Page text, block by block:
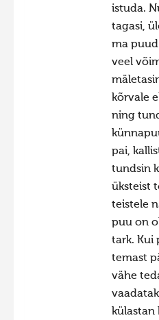
Фотоконкурс 2013
Фотоконкурс 2012
Фотоконкурс 2011
Фотоконкурс 2010
Фотоконкурс 2008
istuda.
tagasi,
ma
veel
kõrvale
ning
pai,
tundsin
üksteist
teistele
puu on
tark. Kui
temast
vähe